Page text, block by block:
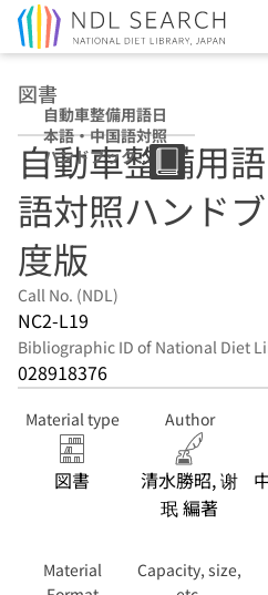
図書
自動車整備用語日
本語・中国語対照
ハンドブック
2018年度版
自動車整備用
語対照ハンド
度版
Call No. (NDL)
NC2-L19
Bibliographic ID of National Diet
028918376
Material type
図書
Author
清水勝昭, 谢
珉 編著
Material
Capacity, size,